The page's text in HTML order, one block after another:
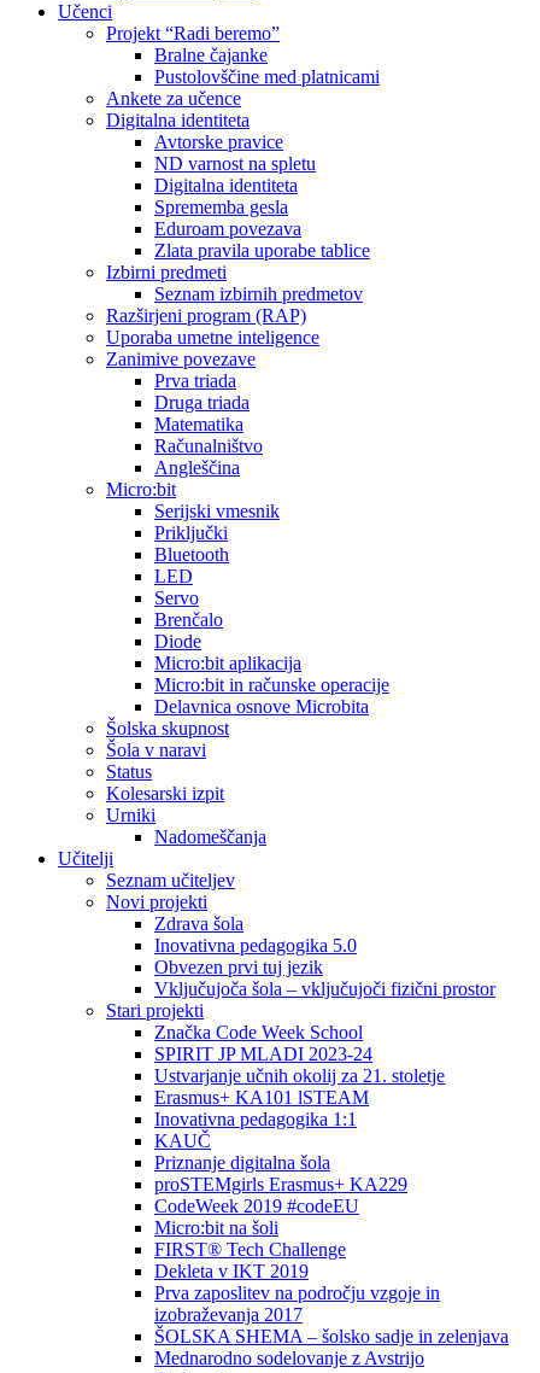
Učenci
Projekt “Radi beremo”
Bralne čajanke
Pustolovščine med platnicami
Ankete za učence
Digitalna identiteta
Avtorske pravice
ND varnost na spletu
Digitalna identiteta
Sprememba gesla
Eduroam povezava
Zlata pravila uporabe tablice
Izbirni predmeti
Seznam izbirnih predmetov
Razširjeni program (RAP)
Uporaba umetne inteligence
Zanimive povezave
Prva triada
Druga triada
Matematika
Računalništvo
Angleščina
Micro:bit
Serijski vmesnik
Priključki
Bluetooth
LED
Servo
Brenčalo
Diode
Micro:bit aplikacija
Micro:bit in računske operacije
Delavnica osnove Microbita
Šolska skupnost
Šola v naravi
Status
Kolesarski izpit
Urniki
Nadomeščanja
Učitelji
Seznam učiteljev
Novi projekti
Zdrava šola
Inovativna pedagogika 5.0
Obvezen prvi tuj jezik
Vključujoča šola – vključujoči fizični prostor
Stari projekti
Značka Code Week School
SPIRIT JP MLADI 2023-24
Ustvarjanje učnih okolij za 21. stoletje
Erasmus+ KA101 lSTEAM
Inovativna pedagogika 1:1
KAUČ
Priznanje digitalna šola
proSTEMgirls Erasmus+ KA229
CodeWeek 2019 #codeEU
Micro:bit na šoli
FIRST® Tech Challenge
Dekleta v IKT 2019
Prva zaposlitev na področju vzgoje in
izobraževanja 2017
ŠOLSKA SHEMA – šolsko sadje in zelenjava
Mednarodno sodelovanje z Avstrijo